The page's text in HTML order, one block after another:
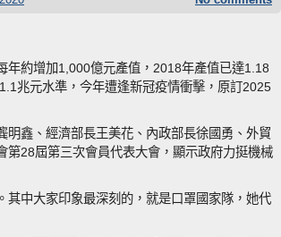
年約增加1,000億元產值，2018年產值已達1.18
兆元水準，今年遭逢新冠疫情衝擊，原訂2025
鑫、經濟部長王美花、內政部長徐國勇、外貿
第28屆第三次會員代表大會，顯示政府力挺機械
中大家印象最深刻的，就是口罩國家隊，她代